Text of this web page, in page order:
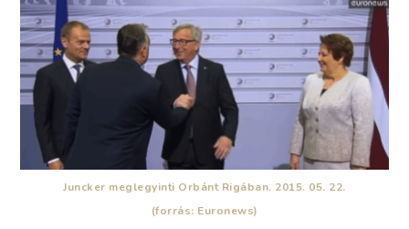
Juncker meglegyinti Orbánt Rigában. 2015. 05. 22.
(forrás: Euronews)